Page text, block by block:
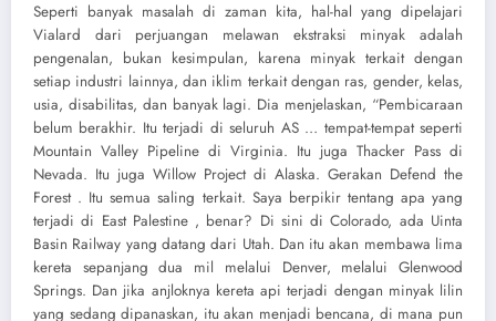
Seperti banyak masalah di zaman kita, hal-hal yang dipelajari
Vialard dari perjuangan melawan ekstraksi minyak adalah
pengenalan, bukan kesimpulan, karena minyak terkait dengan
setiap industri lainnya, dan iklim terkait dengan ras, gender, kelas,
usia, disabilitas, dan banyak lagi. Dia menjelaskan, “Pembicaraan
belum berakhir. Itu terjadi di seluruh AS … tempat-tempat seperti
Mountain Valley Pipeline di Virginia. Itu juga Thacker Pass di
Nevada. Itu juga Willow Project di Alaska. Gerakan Defend the
Forest . Itu semua saling terkait. Saya berpikir tentang apa yang
terjadi di East Palestine , benar? Di sini di Colorado, ada Uinta
Basin Railway yang datang dari Utah. Dan itu akan membawa lima
kereta sepanjang dua mil melalui Denver, melalui Glenwood
Springs. Dan jika anjloknya kereta api terjadi dengan minyak lilin
yang sedang dipanaskan, itu akan menjadi bencana, di mana pun